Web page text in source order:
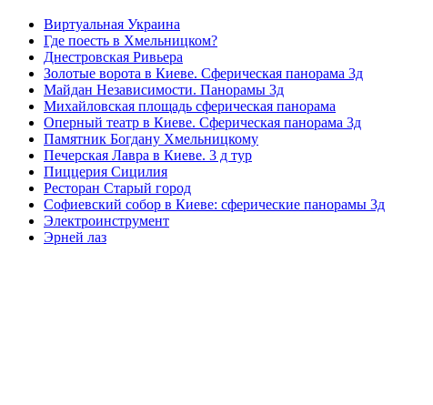
Виртуальная Украина
Где поесть в Хмельницком?
Днестровская Ривьера
Золотые ворота в Киеве. Сферическая панорама 3д
Майдан Независимости. Панорамы 3д
Михайловская площадь сферическая панорама
Оперный театр в Киеве. Сферическая панорама 3д
Памятник Богдану Хмельницкому
Печерская Лавра в Киеве. 3 д тур
Пиццерия Сицилия
Ресторан Старый город
Софиевский собор в Киеве: сферические панорамы 3д
Электроинструмент
Эрней лаз